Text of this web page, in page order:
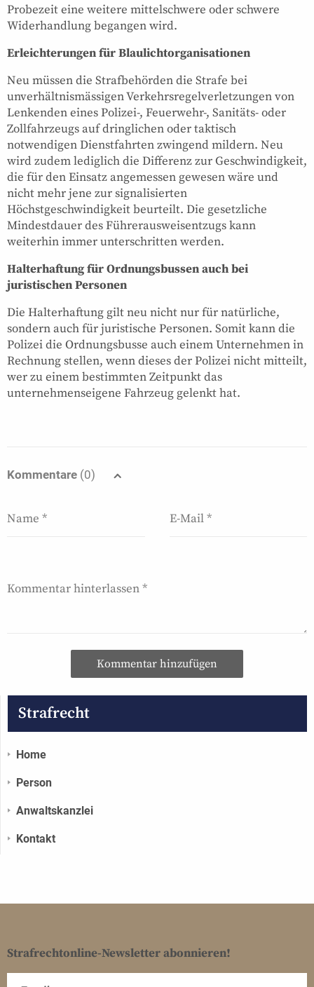
Probezeit eine weitere mittelschwere oder schwere
Widerhandlung begangen wird.
Erleichterungen für Blaulichtorganisationen
Neu müssen die Strafbehörden die Strafe bei
unverhältnismässigen Verkehrsregelverletzungen von
Lenkenden eines Polizei-, Feuerwehr-, Sanitäts- oder
Zollfahrzeugs auf dringlichen oder taktisch
notwendigen Dienstfahrten zwingend mildern. Neu
wird zudem lediglich die Differenz zur Geschwindigkeit,
die für den Einsatz angemessen gewesen wäre und
nicht mehr jene zur signalisierten
Höchstgeschwindigkeit beurteilt. Die gesetzliche
Mindestdauer des Führerausweisentzugs kann
weiterhin immer unterschritten werden.
Halterhaftung für Ordnungsbussen auch bei
juristischen Personen
Die Halterhaftung gilt neu nicht nur für natürliche,
sondern auch für juristische Personen. Somit kann die
Polizei die Ordnungsbusse auch einem Unternehmen in
Rechnung stellen, wenn dieses der Polizei nicht mitteilt,
wer zu einem bestimmten Zeitpunkt das
unternehmenseigene Fahrzeug gelenkt hat.
Kommentare (0)
Kommentar hinzufügen
Strafrecht
Home
Person
Anwaltskanzlei
Kontakt
Strafrechtonline-Newsletter abonnieren!